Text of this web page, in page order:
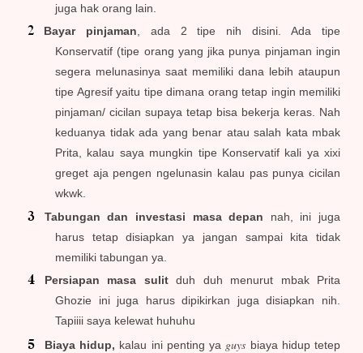
juga hak orang lain.
Bayar pinjaman, ada 2 tipe nih disini. Ada tipe
Konservatif (tipe orang yang jika punya pinjaman ingin
segera melunasinya saat memiliki dana lebih ataupun
tipe Agresif yaitu tipe dimana orang tetap ingin memiliki
pinjaman/ cicilan supaya tetap bisa bekerja keras. Nah
keduanya tidak ada yang benar atau salah kata mbak
Prita, kalau saya mungkin tipe Konservatif kali ya xixi
greget aja pengen ngelunasin kalau pas punya cicilan
wkwk.
Tabungan dan investasi masa depan nah, ini juga
harus tetap disiapkan ya jangan sampai kita tidak
memiliki tabungan ya.
Persiapan masa sulitduh duh menurut mbak Prita
Ghozie ini juga harus dipikirkan juga disiapkan nih.
Tapiiii saya kelewat huhuhu
Biaya hidup, kalau ini penting ya guys biaya hidup tetep